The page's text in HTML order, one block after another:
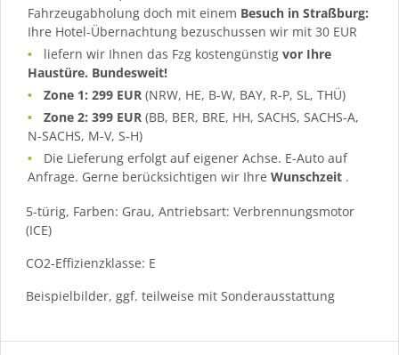
Fahrzeugabholung doch mit einem Besuch in Straßburg:
Ihre Hotel-Übernachtung bezuschussen wir mit 30 EUR
liefern wir Ihnen das Fzg kostengünstigvor Ihre
Haustüre. Bundesweit!
Zone 1: 299 EUR (NRW, HE, B-W, BAY, R-P, SL, THÜ)
Zone 2: 399 EUR (BB, BER, BRE, HH, SACHS, SACHS-A,
N-SACHS, M-V, S-H)
Die Lieferung erfolgt auf eigener Achse. E-Auto auf
Anfrage. Gerne berücksichtigen wir Ihre Wunschzeit .
5-türig, Farben: Grau, Antriebsart: Verbrennungsmotor
(ICE)
CO2-Effizienzklasse: E
Beispielbilder, ggf. teilweise mit Sonderausstattung